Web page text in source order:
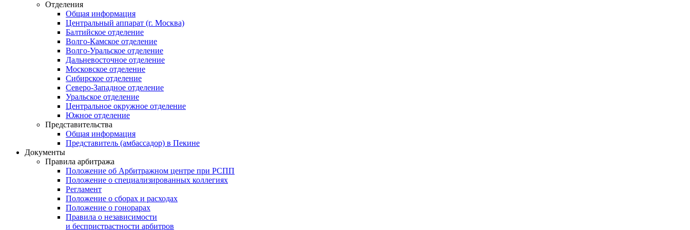
Отделения
Общая информация
Центральный аппарат (г. Москва)
Балтийское отделение
Волго-Камское отделение
Волго-Уральское отделение
Дальневосточное отделение
Московское отделение
Сибирское отделение
Северо-Западное отделение
Уральское отделение
Центральное окружное отделение
Южное отделение
Представительства
Общая информация
Представитель (амбассадор) в Пекине
Документы
Правила арбитража
Положение об Арбитражном центре при РСПП
Положение о специализированных коллегиях
Регламент
Положение о сборах и расходах
Положение о гонорарах
Правила о независимости
и беспристрастности арбитров